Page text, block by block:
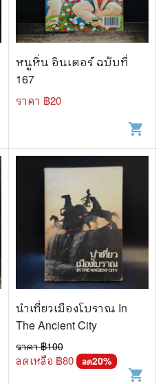
หนูหิ่น อินเตอร์ ฉบับที่
167
ราคา ฿20
shopping_cart
นำเที่ยวเมืองโบราณ In
The Ancient City
ราคา ฿100
ลดเหลือ ฿80 ลด20%
shopping_cart